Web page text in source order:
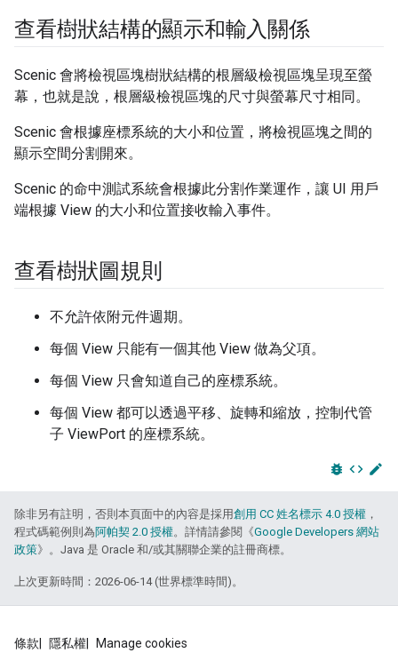
查看樹狀結構的顯示和輸入關係
Scenic 會將檢視區塊樹狀結構的根層級檢視區塊呈現至螢
幕，也就是說，根層級檢視區塊的尺寸與螢幕尺寸相同。
Scenic 會根據座標系統的大小和位置，將檢視區塊之間的
顯示空間分割開來。
Scenic 的命中測試系統會根據此分割作業運作，讓 UI 用戶
端根據 View 的大小和位置接收輸入事件。
查看樹狀圖規則
不允許依附元件週期。
每個 View 只能有一個其他 View 做為父項。
每個 View 只會知道自己的座標系統。
每個 View 都可以透過平移、旋轉和縮放，控制代管
子 ViewPort 的座標系統。
bug_report code edit
除非另有註明，否則本頁面中的內容是採用創用 CC 姓名標示 4.0 授權 ，
程式碼範例則為阿帕契 2.0 授權。詳情請參閱《Google Developers 網站
政策》。Java 是 Oracle 和/或其關聯企業的註冊商標。
上次更新時間：2026-06-14 (世界標準時間)。
條款 隱私權 Manage cookies